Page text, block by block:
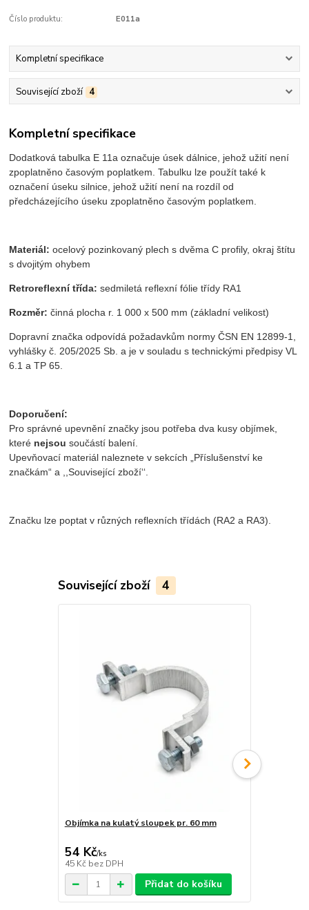
Číslo produktu: E011a
Kompletní specifikace
Související zboží 4
Kompletní specifikace
Dodatková tabulka E 11a označuje úsek dálnice, jehož užití není
zpoplatněno časovým poplatkem. Tabulku lze použít také k
označení úseku silnice, jehož užití není na rozdíl od
předcházejícího úseku zpoplatněno časovým poplatkem.
Materiál: ocelový pozinkovaný plech s dvěma C profily, okraj štítu
s dvojitým ohybem
Retroreflexní třída: sedmiletá reflexní fólie třídy RA1
Rozměr: činná plocha r. 1 000 x 500 mm (základní velikost)
Dopravní značka odpovídá požadavkům normy ČSN EN 12899-1,
vyhlášky č. 205/2025 Sb. a je v souladu s technickými předpisy VL
6.1 a TP 65.
Doporučení:
Pro správné upevnění značky jsou potřeba dva kusy objímek,
které nejsou součástí balení.
Upevňovací materiál naleznete v sekcích „Příslušenství ke
značkám“ a ,,Související zboží‘‘.
Značku lze poptat v různých reflexních třídách (RA2 a RA3).
Související zboží 4
Objímka na kulatý sloupek pr. 60 mm
54 Kč/ks
45 Kč bez DPH
Přidat do košíku